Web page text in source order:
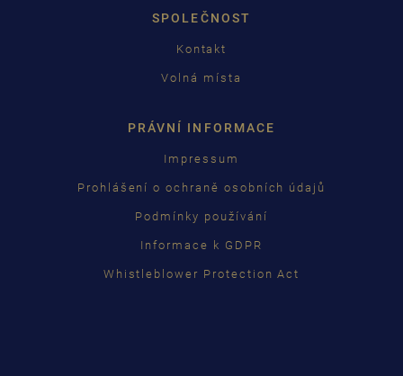
SPOLEČNOST
Kontakt
Volná místa
PRÁVNÍ INFORMACE
Impressum
Prohlášení o ochraně osobních údajů
Podmínky používání
Informace k GDPR
Whistleblower Protection Act